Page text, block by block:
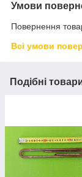
Умови
Повернення
Всі умови
Подібні